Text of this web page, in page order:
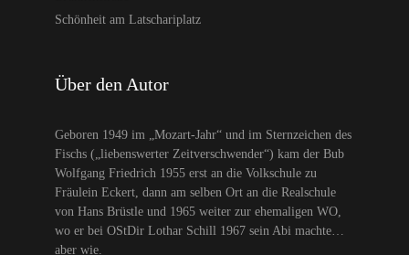
Schönheit am Latschariplatz
Über den Autor
Geboren 1949 im „Mozart-Jahr“ und im Sternzeichen des
Fischs („liebenswerter Zeitverschwender“) kam der Bub
Wolfgang Friedrich 1955 erst an die Volkschule zu
Fräulein Eckert, dann am selben Ort an die Realschule
von Hans Brüstle und 1965 weiter zur ehemaligen WO,
wo er bei OStDir Lothar Schill 1967 sein Abi machte…
aber wie.